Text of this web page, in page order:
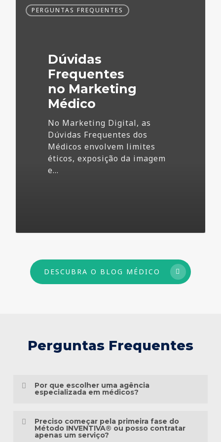
Frequentes
PERGUNTAS FREQUENTES
Dúvidas
Frequentes
no Marketing
Médico
No Marketing Digital, as
Dúvidas Frequentes dos
Médicos envolvem limites
éticos, exposição da imagem
e…
DESCUBRA O BLOG MÉDICO
Perguntas Frequentes
Por que escolher uma agência
especializada em médicos?
mais do que conhecimento em publicidade.
Preciso começar pela primeira fase do
Método INVENTIVA® ou posso contratar
apenas um serviço?